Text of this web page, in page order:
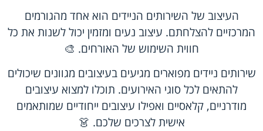
העיצוב של השירותים הניידים הוא אחד מהגורמים
המרכזיים להצלחתם. עיצוב נעים ומזמין יכול לשנות את כל
חווית השימוש של האורחים. 🎨
שירותים ניידים מפוארים מגיעים בעיצובים מגוונים שיכולים
להתאים לכל סוגי האירועים. תוכלו למצוא עיצובים
מודרניים, קלאסיים ואפילו עיצובים ייחודיים שמותאמים
אישית לצרכים שלכם. 👗